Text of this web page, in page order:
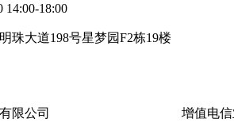
14:00-18:00
珠大道198号星梦园F2栋19楼
限公司 增值电